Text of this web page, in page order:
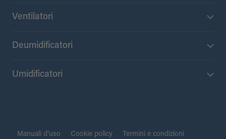
Ventilatori
Deumidificatori
Umidificatori
Manuali d’uso Cookie policy Termini e condizioni